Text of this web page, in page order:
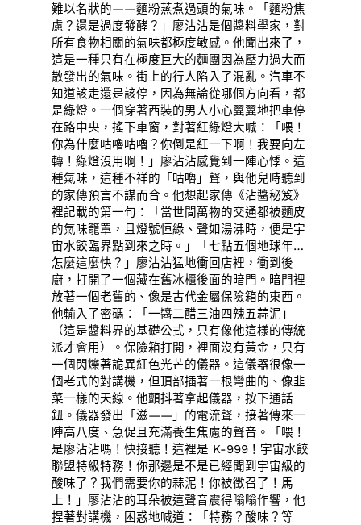
難以名狀的——麵粉蒸煮過頭的氣味。「麵粉焦
慮？還是過度發酵？」廖沾沾是個醬料學家，對
所有食物相關的氣味都極度敏感。他聞出來了，
這是一種只有在極度巨大的麵團因為壓力過大而
散發出的氣味。街上的行人陷入了混亂。汽車不
知道該走還是該停，因為無論從哪個方向看，都
是綠燈。一個穿著西裝的男人小心翼翼地把車停
在路中央，搖下車窗，對著紅綠燈大喊：「喂！
你為什麼咕嚕咕嚕？你倒是紅一下啊！我要向左
轉！綠燈沒用啊！」廖沾沾感覺到一陣心悸。這
種氣味，這種不祥的「咕嚕」聲，與他兒時聽到
的家傳預言不謀而合。他想起家傳《沾醬秘笈》
裡記載的第一句：「當世間萬物的交通都被麵皮
的氣味籠罩，且燈號恒綠、聲如湯沸時，便是宇
宙水餃臨界點到來之時。」「七點五個地球年…
怎麼這麼快？」廖沾沾猛地衝回店裡，衝到後
廚，打開了一個藏在舊冰櫃後面的暗門。暗門裡
放著一個老舊的、像是古代金屬保險箱的東西。
他輸入了密碼：「一醬二醋三油四辣五蒜泥」
（這是醬料界的基礎公式，只有像他這樣的傳統
派才會用）。保險箱打開，裡面沒有黃金，只有
一個閃爍著詭異紅色光芒的儀器。這儀器很像一
個老式的對講機，但頂部插著一根彎曲的、像韭
菜一樣的天線。他顫抖著拿起儀器，按下通話
鈕。儀器發出「滋——」的電流聲，接著傳來一
陣高八度、急促且充滿養生焦慮的聲音。「喂！
是廖沾沾嗎！快接聽！這裡是 K-999！宇宙水餃
聯盟特級特務！你那邊是不是已經聞到宇宙級的
酸味了？我們需要你的蒜泥！你被徵召了！馬
上！」廖沾沾的耳朵被這聲音震得嗡嗡作響，他
捏著對講機，困惑地喊道：「特務？酸味？等